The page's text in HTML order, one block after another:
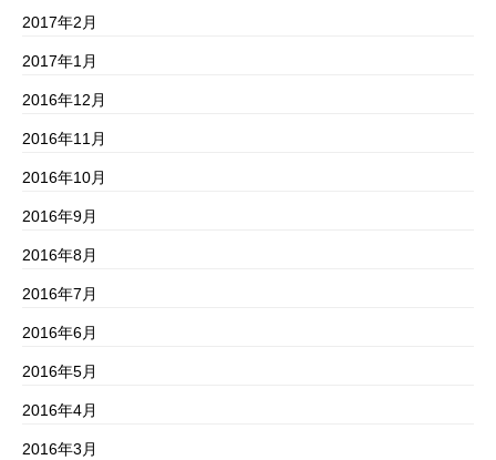
2017年2月
2017年1月
2016年12月
2016年11月
2016年10月
2016年9月
2016年8月
2016年7月
2016年6月
2016年5月
2016年4月
2016年3月